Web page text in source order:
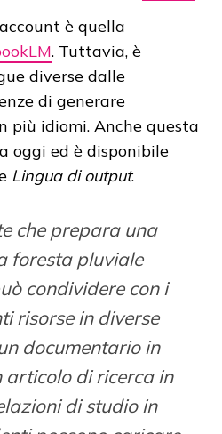
è quella
. Tuttavia, è
diverse dalle
di generare
più idiomi. Anche questa
oggi ed è disponibile
Lingua di output.
che prepara una
foresta pluviale
condividere con i
risorse in diverse
documentario in
articolo di ricerca in
di studio in